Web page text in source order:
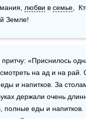
любви в семье ,
Земле!
«Приснилось
на ад и на рай.
и напитков. За
держали очень
полные еды и